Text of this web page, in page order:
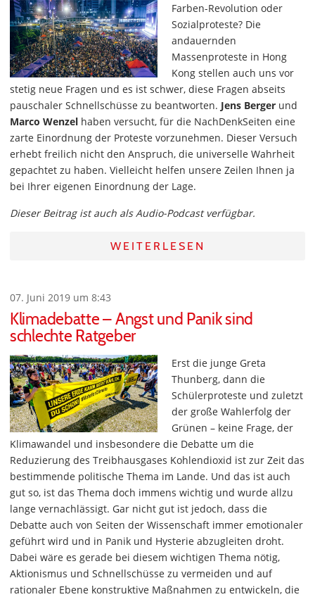
Farben-Revolution oder
Sozialproteste? Die
andauernden
Massenproteste in Hong
Kong stellen auch uns vor
stetig neue Fragen und es ist schwer, diese Fragen abseits
pauschaler Schnellschüsse zu beantworten. Jens Berger und
Marco Wenzel haben versucht, für die NachDenkSeiten eine
zarte Einordnung der Proteste vorzunehmen. Dieser Versuch
erhebt freilich nicht den Anspruch, die universelle Wahrheit
gepachtet zu haben. Vielleicht helfen unsere Zeilen Ihnen ja
bei Ihrer eigenen Einordnung der Lage.
Dieser Beitrag ist auch als Audio-Podcast verfügbar.
WEITERLESEN
07. Juni 2019 um 8:43
Klimadebatte – Angst und Panik sind
schlechte Ratgeber
Erst die junge Greta
Thunberg, dann die
Schülerproteste und zuletzt
der große Wahlerfolg der
Grünen – keine Frage, der
Klimawandel und insbesondere die Debatte um die
Reduzierung des Treibhausgases Kohlendioxid ist zur Zeit das
bestimmende politische Thema im Lande. Und das ist auch
gut so, ist das Thema doch immens wichtig und wurde allzu
lange vernachlässigt. Gar nicht gut ist jedoch, dass die
Debatte auch von Seiten der Wissenschaft immer emotionaler
geführt wird und in Panik und Hysterie abzugleiten droht.
Dabei wäre es gerade bei diesem wichtigen Thema nötig,
Aktionismus und Schnellschüsse zu vermeiden und auf
rationaler Ebene konstruktive Maßnahmen zu entwickeln, die